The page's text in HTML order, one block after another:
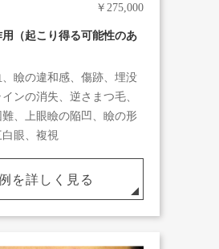
￥275,000
用（起こり得る可能性のあ
瞼の違和感、傷跡、埋没
ンの消失、逆さまつ毛、
難、上眼瞼の陥凹、瞼の形
眼、複視
を詳しく見る